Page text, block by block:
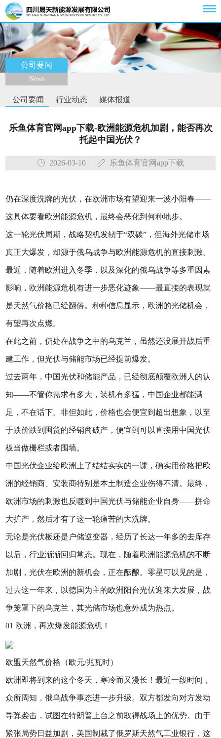
公司要闻
News
公司要闻 行业动态 媒体报道
乐鱼体育官网app下载-欧洲能源危机加剧，能否再次
托起中国光伏？
2026-03-10 乐鱼体育官网app下载
仍在深度洗牌的光伏，在欧洲市场有望迎来一波小阳春——
这具体要看欧洲能源危机，最终会恶化到何种地步。
这一轮光伏周期，战略契机发轫于“双碳”，但海外光储市场
真正大爆发，却源于俄乌战争与欧洲能源危机的直接刺激。
最近，随着欧洲进入冬季，以及深化的俄乌战争等多重因素
影响，欧洲能源危机有进一步恶化迹象——最直接的表现就
是天然气价格已经翻倍。种种信息显示，欧洲的光储机会，
有望再次点燃。
在此之前，仍处在战争之中的乌克兰，虽然还没展开战后重
建工作，但光伏与储能市场已经提前爆发。
过去两年，中国光伏和储能产品，已经彻底颠覆欧洲人的认
知——不管你需求有多大，装机有多猛，中国企业都能满
足，不在话下。非但如此，价格也会便宜到超出想象，以至
于跌价跌到囤货的经销商破产，便宜到可以直接用中国光伏
板当做栅栏或者围墙。
中国光伏企业给欧洲上了结结实实的一课，确实用价格把欧
洲的经销商、安装商特别是本土制造企业伤得不清。最终，
欧洲市场的刺激也反噬到中国光伏与储能企业自身——拼命
大扩产，然后才有了这一轮痛苦的大洗牌。
无论是光伏板还是户储逆变器，经历了长达一年多的去库存
以后，行业渐渐回归常态。现在，随着欧洲能源危机的不断
加剧，光伏在欧洲的新机会，正在酝酿。零星可以见的是，
过去这一年来，以德国为主的欧洲阳台光伏迎来大发展，战
争笼罩下的乌克兰，其光储市场也意外成为热点。
01 欧洲，再次爆发能源危机！
欧盟天然气价格（欧元/兆瓦时）
欧洲即将到来的这个冬天，寒冷而又漫长！最近一段时间，
众所周知，俄乌战争事态进一步升级。双方都发向对方发动
导弹袭击，试图在特朗普上台之前取得战场上的优势。由于
紧张局势日益加剧，美国制裁了俄罗斯天然气工业银行，这